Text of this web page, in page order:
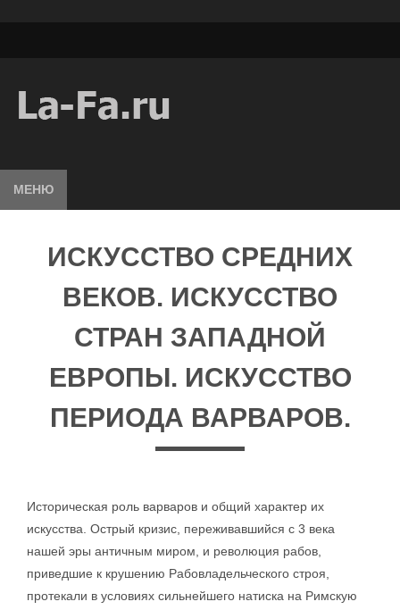
МЕНЮ
ИСКУССТВО СРЕДНИХ
ВЕКОВ. ИСКУССТВО
СТРАН ЗАПАДНОЙ
ЕВРОПЫ. ИСКУССТВО
ПЕРИОДА ВАРВАРОВ.
Историческая роль варваров и общий характер их
искусства. Острый кризис, переживавшийся с 3 века
нашей эры античным миром, и революция рабов,
приведшие к крушению Рабовладельческого строя,
протекали в условиях сильнейшего натиска на Римскую